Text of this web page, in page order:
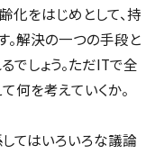
化をはじめとして、持
解決の一つの手段と
でしょう。ただITで全
何を考えていくか。
てはいろいろな議論